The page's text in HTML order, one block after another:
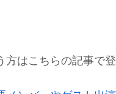
方はこちらの記事で